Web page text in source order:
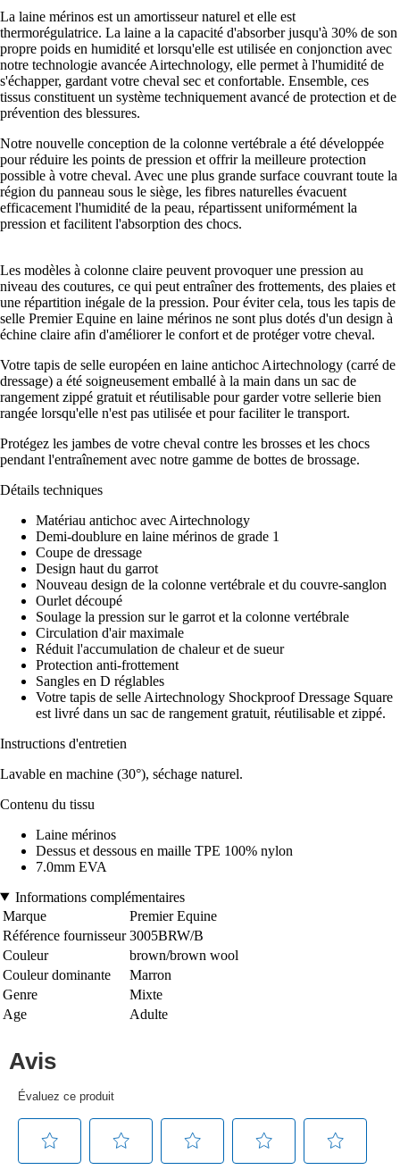
La laine mérinos est un amortisseur naturel et elle est
thermorégulatrice. La laine a la capacité d'absorber jusqu'à 30% de son
propre poids en humidité et lorsqu'elle est utilisée en conjonction avec
notre technologie avancée Airtechnology, elle permet à l'humidité de
s'échapper, gardant votre cheval sec et confortable. Ensemble, ces
tissus constituent un système techniquement avancé de protection et de
prévention des blessures.
Notre nouvelle conception de la colonne vertébrale a été développée
pour réduire les points de pression et offrir la meilleure protection
possible à votre cheval. Avec une plus grande surface couvrant toute la
région du panneau sous le siège, les fibres naturelles évacuent
efficacement l'humidité de la peau, répartissent uniformément la
pression et facilitent l'absorption des chocs.
Les modèles à colonne claire peuvent provoquer une pression au
niveau des coutures, ce qui peut entraîner des frottements, des plaies et
une répartition inégale de la pression. Pour éviter cela, tous les tapis de
selle Premier Equine en laine mérinos ne sont plus dotés d'un design à
échine claire afin d'améliorer le confort et de protéger votre cheval.
Votre tapis de selle européen en laine antichoc Airtechnology (carré de
dressage) a été soigneusement emballé à la main dans un sac de
rangement zippé gratuit et réutilisable pour garder votre sellerie bien
rangée lorsqu'elle n'est pas utilisée et pour faciliter le transport.
Protégez les jambes de votre cheval contre les brosses et les chocs
pendant l'entraînement avec notre gamme de bottes de brossage.
Détails techniques
Matériau antichoc avec Airtechnology
Demi-doublure en laine mérinos de grade 1
Coupe de dressage
Design haut du garrot
Nouveau design de la colonne vertébrale et du couvre-sanglon
Ourlet découpé
Soulage la pression sur le garrot et la colonne vertébrale
Circulation d'air maximale
Réduit l'accumulation de chaleur et de sueur
Protection anti-frottement
Sangles en D réglables
Votre tapis de selle Airtechnology Shockproof Dressage Square
est livré dans un sac de rangement gratuit, réutilisable et zippé.
Instructions d'entretien
Lavable en machine (30°), séchage naturel.
Contenu du tissu
Laine mérinos
Dessus et dessous en maille TPE 100% nylon
7.0mm EVA
Informations complémentaires
Marque
Premier Equine
Référence fournisseur 3005BRW/B
Couleur
brown/brown wool
Couleur dominante
Marron
Genre
Mixte
Age
Adulte